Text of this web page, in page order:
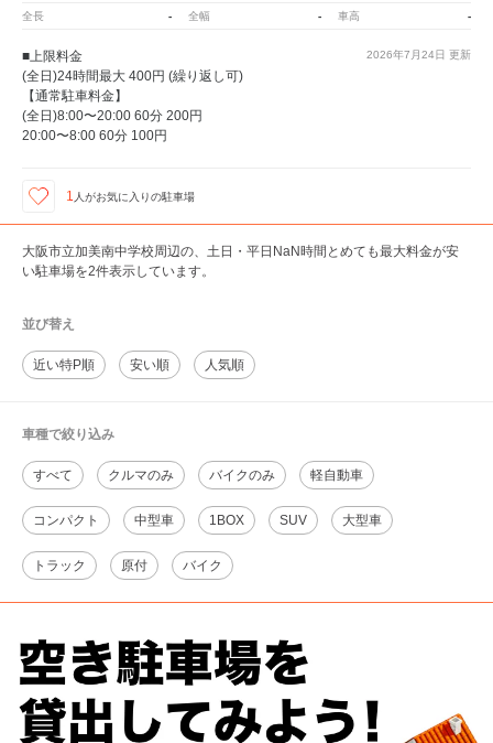
全長 - 全幅 - 車高 -
2026年7月24日 更新
■上限料金
(全日)24時間最大 400円 (繰り返し可)
【通常駐車料金】
(全日)8:00〜20:00 60分 200円
20:00〜8:00 60分 100円
1 人がお気に入りの駐車場
大阪市立加美南中学校周辺の、土日・平日NaN時間とめても最大料金が安
い駐車場を2件表示しています。
並び替え
近い特P順 安い順 人気順
車種で絞り込み
すべて クルマのみ バイクのみ 軽自動車
コンパクト 中型車 1BOX SUV 大型車
トラック 原付 バイク